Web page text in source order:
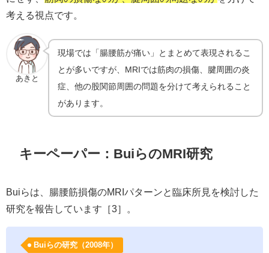
考える視点です。
あきと
現場では「腸腰筋が痛い」とまとめて表現されるこ
とが多いですが、MRIでは筋肉の損傷、腱周囲の炎
症、他の股関節周囲の問題を分けて考えられること
があります。
キーペーパー：BuiらのMRI研究
Buiらは、腸腰筋損傷のMRIパターンと臨床所見を検討した
研究を報告しています［3］。
Buiらの研究（2008年）